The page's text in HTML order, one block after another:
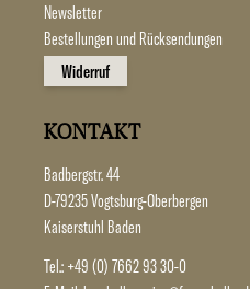
Newsletter
Bestellungen und Rücksendungen
Widerruf
KONTAKT
Badbergstr. 44
D-79235 Vogtsburg-Oberbergen
Kaiserstuhl Baden
Tel.: +49 (0) 7662 93 30-0